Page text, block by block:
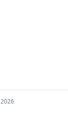
2026